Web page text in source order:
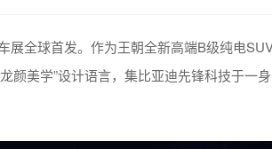
全球首发。作为王朝全新高端B级纯电
颜美学”设计语言，集比亚迪先锋科技于一